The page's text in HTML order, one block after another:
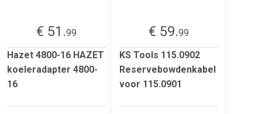
€ 51.99
Hazet 4800-16 HAZET
koeleradapter 4800-
16
€ 59.99
KS Tools 115.0902
Reservebowdenkabel
voor 115.0901